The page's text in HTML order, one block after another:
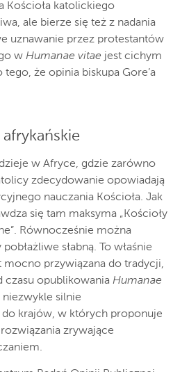
Kościoła katolickiego
ale bierze się też z nadania
uznawanie przez protestantów
w Humanae vitae jest cichym
że opinia biskupa Gore’a
w Afryce, gdzie zarówno
zdecydowanie opowiadają
nauczania Kościoła. Jak
się tam maksyma „Kościoły
Równocześnie można
słabną. To właśnie
mocno przywiązana do tradycji,
czasu opublikowania Humanae
niezwykle silnie
krajów, w których proponuje
zrywające